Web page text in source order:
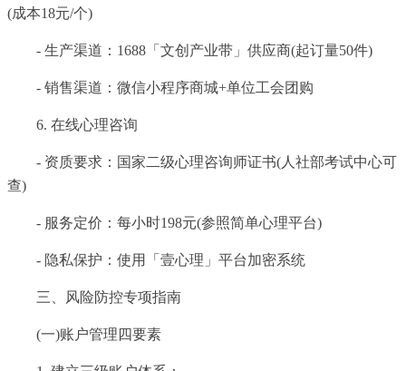
(成本18元/个)
- 生产渠道：1688「文创产业带」供应商(起订量50件)
- 销售渠道：微信小程序商城+单位工会团购
6. 在线心理咨询
- 资质要求：国家二级心理咨询师证书(人社部考试中心可
查)
- 服务定价：每小时198元(参照简单心理平台)
- 隐私保护：使用「壹心理」平台加密系统
三、风险防控专项指南
(一)账户管理四要素